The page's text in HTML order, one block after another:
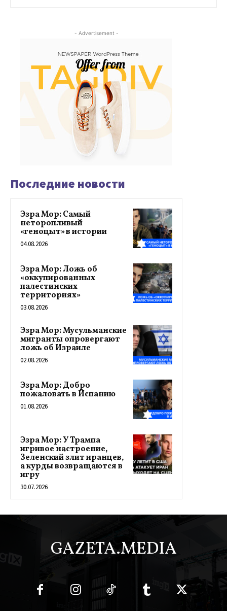
- Advertisement -
Последние новости
Эзра Мор: Самый
неторопливый
«геноцыт» в истории
04.08.2026
Эзра Мор: Ложь об
«оккупированных
палестинских
территориях»
03.08.2026
Эзра Мор: Мусульманские
мигранты опровергают
ложь об Израиле
02.08.2026
Эзра Мор: Добро
пожаловать в Испанию
01.08.2026
Эзра Мор: У Трампа
игривое настроение,
Зеленский злит иранцев,
а курды возвращаются в
игру
30.07.2026
GAZETA.MEDIA